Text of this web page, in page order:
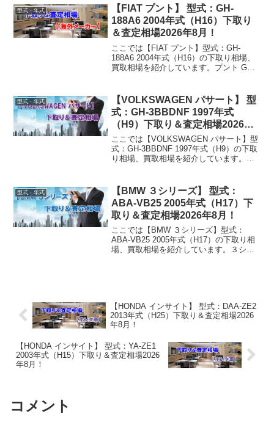
～148万円買取り相場：...
型式・年式
【FIAT プント】 型式：GH-
188A6 2004年式（H16）下取り
＆査定相場2026年8月！
ここでは【FIAT プント】型式：GH-
188A6 2004年式（H16）の下取り相場、
買取相場を紹介しています。プント GH-
円買取り相場：マイナス1...
型式・年式
【VOLKSWAGEN パサート】 型
式：GH-3BBDNF 1997年式
（H9）下取り＆査定相場2026年8
月！
ここでは【VOLKSWAGEN パサート】型
式：GH-3BBDNF 1997年式（H9）の下取
り相場、買取相場を紹介しています。パ
万円～5万円買取り相...
型式・年式
【BMW ３シリーズ】 型式：
ABA-VB25 2005年式（H17）下
取り＆査定相場2026年8月！
ここでは【BMW ３シリーズ】型式：
ABA-VB25 2005年式（H17）の下取り相
場、買取相場を紹介しています。３シリ
【HONDA インサイト】 型式：DAA-ZE2
2013年式（H25）下取り＆査定相場2026
年8月！
【HONDA インサイト】 型式：YA-ZE1
2003年式（H15）下取り＆査定相場2026
年8月！
コメント